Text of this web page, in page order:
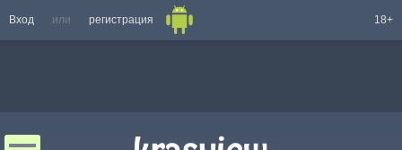
Вход или регистрация 18+